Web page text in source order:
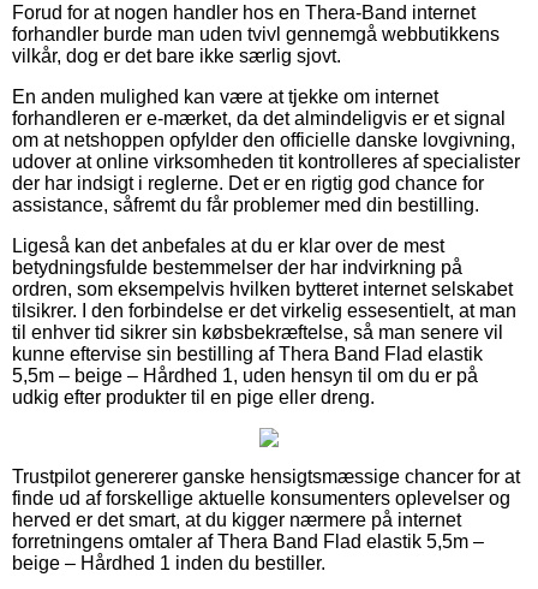
Forud for at nogen handler hos en Thera-Band internet
forhandler burde man uden tvivl gennemgå webbutikkens
vilkår, dog er det bare ikke særlig sjovt.
En anden mulighed kan være at tjekke om internet
forhandleren er e-mærket, da det almindeligvis er et signal
om at netshoppen opfylder den officielle danske lovgivning,
udover at online virksomheden tit kontrolleres af specialister
der har indsigt i reglerne. Det er en rigtig god chance for
assistance, såfremt du får problemer med din bestilling.
Ligeså kan det anbefales at du er klar over de mest
betydningsfulde bestemmelser der har indvirkning på
ordren, som eksempelvis hvilken bytteret internet selskabet
tilsikrer. I den forbindelse er det virkelig essesentielt, at man
til enhver tid sikrer sin købsbekræftelse, så man senere vil
kunne eftervise sin bestilling af Thera Band Flad elastik
5,5m – beige – Hårdhed 1, uden hensyn til om du er på
udkig efter produkter til en pige eller dreng.
Trustpilot genererer ganske hensigtsmæssige chancer for at
finde ud af forskellige aktuelle konsumenters oplevelser og
herved er det smart, at du kigger nærmere på internet
forretningens omtaler af Thera Band Flad elastik 5,5m –
beige – Hårdhed 1 inden du bestiller.